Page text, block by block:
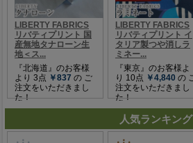
人気ランキング